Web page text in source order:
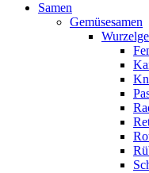
Samen
Gemüsesamen